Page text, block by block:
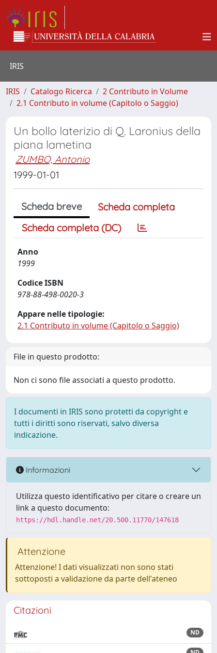
IRIS
IRIS Catalogo Ricerca
2 Contributo in Volume
2.1 Contributo in volume (Capitolo o Saggio)
Un bollo laterizio di Q. Laronius della
piana lametina
ZUMBO, Antonio
1999-01-01
Scheda breve
Scheda completa
Scheda completa (DC)
Anno
1999
Codice ISBN
978-88-498-0020-3
Appare nelle tipologie:
2.1 Contributo in volume (Capitolo o Saggio)
File in questo prodotto:
Non ci sono file associati a questo prodotto.
I documenti in IRIS sono protetti da copyright e
tutti i diritti sono riservati, salvo diversa
indicazione.
Informazioni
Utilizza questo identificativo per citare o creare un
link a questo documento:
https://hdl.handle.net/20.500.11770/147618
Attenzione
Attenzione! I dati visualizzati non sono stati
sottoposti a validazione da parte dell'ateneo
Citazioni
ND